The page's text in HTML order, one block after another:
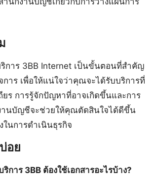
การ 3BB Internet เป็นขั้นตอนที่สำคัญ
การ เพื่อให้แน่ใจว่าคุณจะได้รับบริการที่
ร การรู้จักปัญหาที่อาจเกิดขึ้นและการ
านบัญชีจะช่วยให้คุณตัดสินใจได้ดีขึ้น
ในการดำเนินธุรกิจ
อย
การ 3BB ต้องใช้เอกสารอะไรบ้าง?